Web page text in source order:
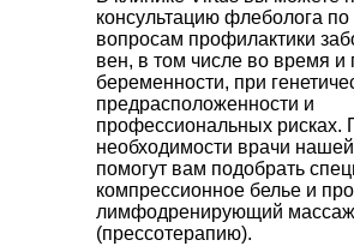
консультацию флеболога по
вопросам профилактики
вен, в том числе во время и
беременности, при
предрасположенности и
профессиональных рисках.
необходимости врачи
помогут вам подобрать
компрессионное белье и
лимфодренирующий массаж
(прессотерапию).